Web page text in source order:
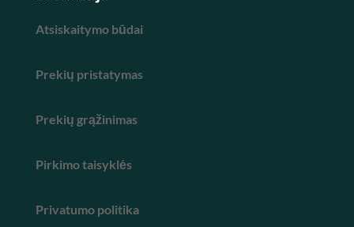
Atsiskaitymo būdai
Prekių pristatymas
Prekių grąžinimas
Pirkimo taisyklės
Privatumo politika